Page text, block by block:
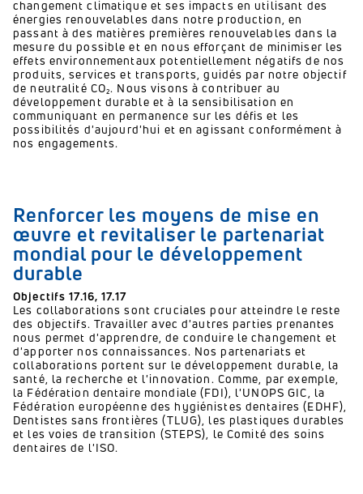
changement climatique et ses impacts en utilisant des
énergies renouvelables dans notre production, en
passant à des matières premières renouvelables dans la
mesure du possible et en nous efforçant de minimiser les
effets environnementaux potentiellement négatifs de nos
produits, services et transports, guidés par notre objectif
de neutralité CO₂. Nous visons à contribuer au
développement durable et à la sensibilisation en
communiquant en permanence sur les défis et les
possibilités d'aujourd'hui et en agissant conformément à
nos engagements.
Renforcer les moyens de mise en
œuvre et revitaliser le partenariat
mondial pour le développement
durable
Objectifs 17.16, 17.17
Les collaborations sont cruciales pour atteindre le reste
des objectifs. Travailler avec d'autres parties prenantes
nous permet d'apprendre, de conduire le changement et
d'apporter nos connaissances. Nos partenariats et
collaborations portent sur le développement durable, la
santé, la recherche et l'innovation. Comme, par exemple,
la Fédération dentaire mondiale (FDI), l'UNOPS GIC, la
Fédération européenne des hygiénistes dentaires (EDHF),
Dentistes sans frontières (TLUG), les plastiques durables
et les voies de transition (STEPS), le Comité des soins
dentaires de l'ISO.